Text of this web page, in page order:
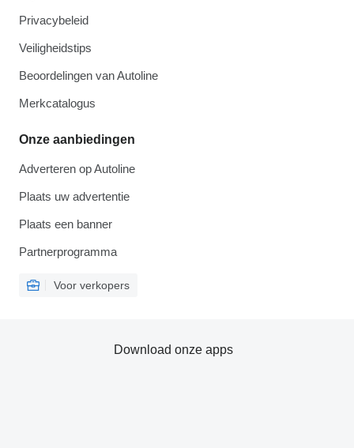
Privacybeleid
Veiligheidstips
Beoordelingen van Autoline
Merkcatalogus
Onze aanbiedingen
Adverteren op Autoline
Plaats uw advertentie
Plaats een banner
Partnerprogramma
Voor verkopers
Download onze apps